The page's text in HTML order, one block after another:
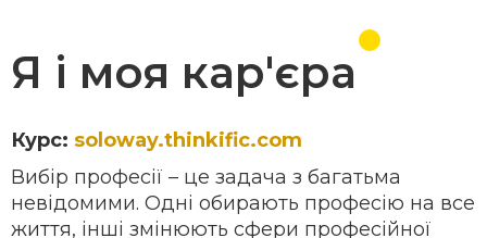
Я і моя кар'єра
Курс: soloway.thinkific.com
Вибір професії – це задача з багатьма
невідомими. Одні обирають професію на все
життя, інші змінюють сфери професійної